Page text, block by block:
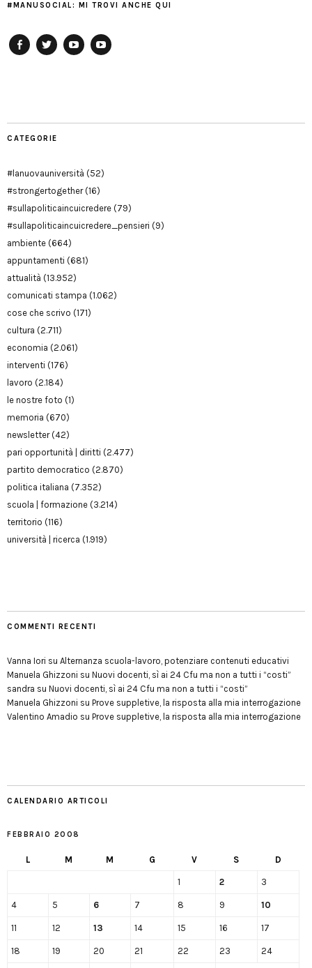
#MANUSOCIAL: MI TROVI ANCHE QUI
CATEGORIE
#lanuovauniversità (52)
#strongertogether(16)
#sullapoliticaincuicredere (79)
#sullapoliticaincuicredere_pensieri (9)
ambiente (664)
appuntamenti (681)
attualità (13.952)
comunicati stampa (1.062)
cose che scrivo (171)
cultura (2.711)
economia (2.061)
interventi (176)
lavoro (2.184)
le nostre foto (1)
memoria (670)
newsletter(42)
pari opportunità | diritti (2.477)
partito democratico (2.870)
politica italiana (7.352)
scuola | formazione (3.214)
territorio (116)
università | ricerca (1.919)
COMMENTI RECENTI
Vanna Iori su Alternanza scuola-lavoro, potenziare contenuti educativi
Manuela Ghizzoni su Nuovi docenti, sì ai 24 Cfu ma non a tutti i “costi”
sandra su Nuovi docenti, sì ai 24 Cfu ma non a tutti i “costi”
Manuela Ghizzoni su Prove suppletive, la risposta alla mia interrogazione
Valentino Amadio su Prove suppletive, la risposta alla mia interrogazione
CALENDARIO ARTICOLI
FEBBRAIO 2008
L M M G V S D
1 2 3
4 5 6 7 8 9 10
11 12 13 14 15 16 17
18 19 20 21 22 23 24